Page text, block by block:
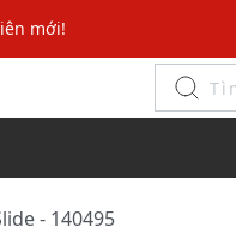
mới!
tuyến
mới!
- 140495